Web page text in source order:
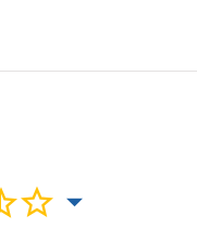
que respeita os
e singularizar-